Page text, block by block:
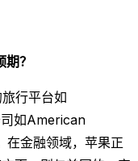
？
行平台如
如American
金融领域，苹果正